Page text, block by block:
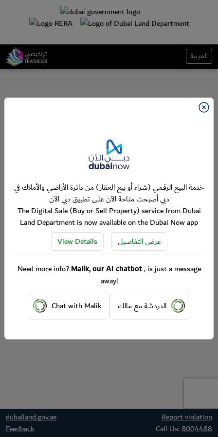
العربية
dubailand.gov.ae
Report violation
Feedback
Call Us:8004488
خدمة البيع الرقمي (شراء أو بيع العقار) من دائرة الأراضي والأملاك في
دبي أصبحت متاحة الآن على تطبيق دبي الآن
The Digital Sale (Buy or Sell Property) service from Dubai
Land Department is now available on the Dubai Now app
View Details
عرض التفاصيل
Need more info?Malik, our AI chatbot, is just a message
away!
Chat with Malik
الدردشة مع مالك